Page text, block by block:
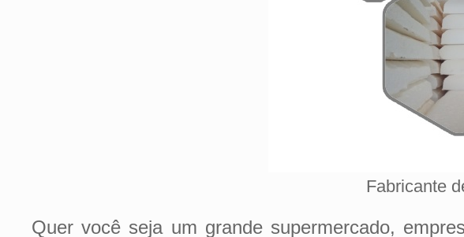
Fabricante
Quer você seja um grande supermercado,